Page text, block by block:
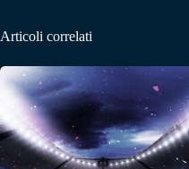
Articoli correlati